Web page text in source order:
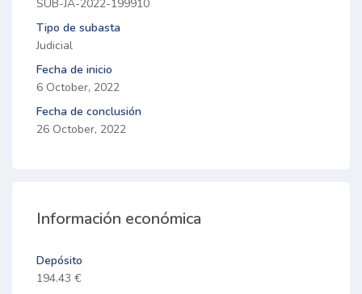
SUB-JA-2022-199910
Tipo de subasta
Judicial
Fecha de inicio
6 October, 2022
Fecha de conclusión
26 October, 2022
Información económica
Depósito
194.43 €